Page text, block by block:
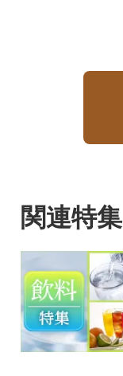
関連特集